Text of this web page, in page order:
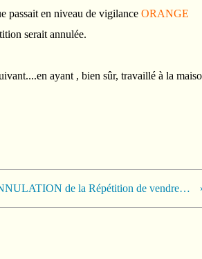
passait en niveau de vigilance ORANGE
serait annulée.
ayant , bien sûr, travaillé à la
ANNULATION de la Répétition de vendredi 12 octobre